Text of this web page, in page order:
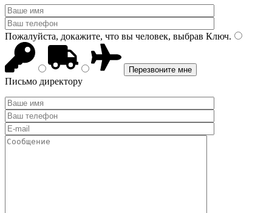
Пожалуйста, докажите, что вы человек, выбрав Ключ.
Письмо директору